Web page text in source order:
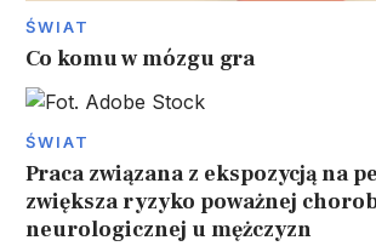
ŚWIAT
Co komu w mózgu gra
ŚWIAT
Praca związana z ekspozycją na
zwiększa ryzyko poważnej
neurologicznej u mężczyzn